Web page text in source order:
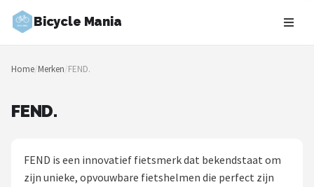
Bicycle Mania
Zoeken
NAVIGATIE
Blog
Home/Merken/FEND.
FEND.
FEND is een innovatief fietsmerk dat bekendstaat om
zijn unieke, opvouwbare fietshelmen die perfect zijn